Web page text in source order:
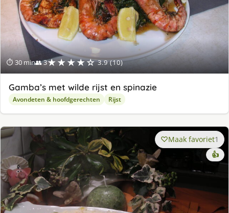
⏱ 30 min👥 3★★★★☆ 3.9 (10)
Gamba’s met wilde rijst en spinazie
Avondeten & hoofdgerechten Rijst
Maak favoriet1
👍